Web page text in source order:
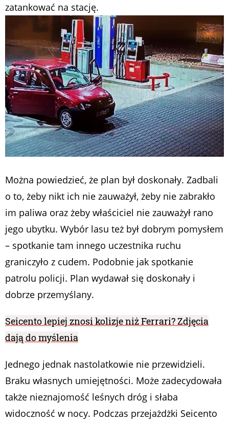
zatankować na stację.
Można powiedzieć, że plan był doskonały. Zadbali
o to, żeby nikt ich nie zauważył, żeby nie zabrakło
im paliwa oraz żeby właściciel nie zauważył rano
jego ubytku. Wybór lasu też był dobrym pomysłem
– spotkanie tam innego uczestnika ruchu
graniczyło z cudem. Podobnie jak spotkanie
patrolu policji. Plan wydawał się doskonały i
dobrze przemyślany.
Seicento lepiej znosi kolizje niż Ferrari? Zdjęcia
dają do myślenia
Jednego jednak nastolatkowie nie przewidzieli.
Braku własnych umiejętności. Może zadecydowała
także nieznajomość leśnych dróg i słaba
widoczność w nocy. Podczas przejażdżki Seicento